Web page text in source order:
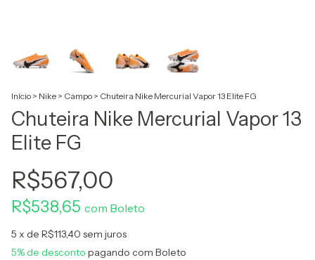
Início > Nike > Campo > Chuteira Nike Mercurial Vapor 13 Elite FG
Chuteira Nike Mercurial Vapor 13
Elite FG
R$567,00
R$538,65 com Boleto
5 x de R$113,40 sem juros
5% de desconto pagando com Boleto